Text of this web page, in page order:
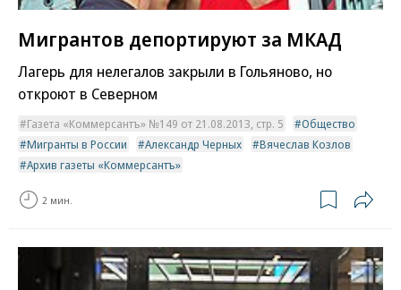
Мигрантов депортируют за МКАД
Лагерь для нелегалов закрыли в Гольяново, но
откроют в Северном
Газета «Коммерсантъ» №149 от 21.08.2013, стр. 5
Общество
Мигранты в России
Александр Черных
Вячеслав Козлов
Архив газеты «Коммерсантъ»
2 мин.